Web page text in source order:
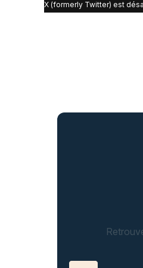
X (formerly Twitter) est